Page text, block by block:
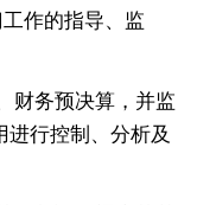
作的指导、监
财务预决算，并监
行控制、分析及